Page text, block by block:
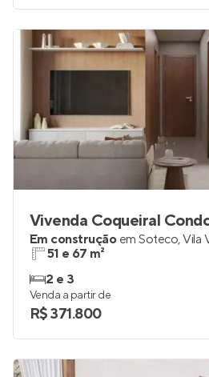
Vivenda Coqueiral
Em construção em Soteco,Vila
51 e 67 m²
2 e 3
Venda a partir de
R$ 371.800